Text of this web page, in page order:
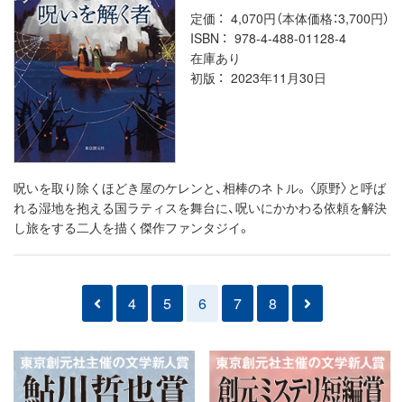
定価
4,070円（本体価格：3,700円）
ISBN
978-4-488-01128-4
在庫あり
初版
2023年11月30日
呪いを取り除くほどき屋のケレンと、相棒のネトル。〈原野〉と呼ば
れる湿地を抱える国ラティスを舞台に、呪いにかかわる依頼を解決
し旅をする二人を描く傑作ファンタジイ。
4 5 6 7 8